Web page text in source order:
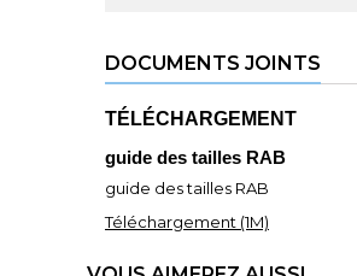
DOCUMENTS JOINTS
TÉLÉCHARGEMENT
guide des tailles RAB
guide des tailles RAB
Téléchargement (1M)